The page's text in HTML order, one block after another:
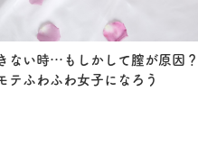
ない時…もしかして膣が原因？
テふわふわ女子になろう